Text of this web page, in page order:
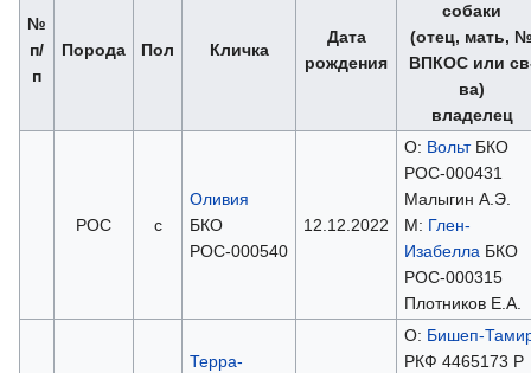
№
п/
п
Порода Пол Кличка
Дата
рождения
собаки
(отец, мать,
ВПКОС или
ва)
владелец
РОС с
Оливия
БКО
РОС-000540
12.12.2022
О: ВольтБКО
РОС-000431
Малыгин А.Э.
М: Глен-
ИзабеллаБКО
РОС-000315
Плотников Е.А.
Терра-
О: Бишеп-
РКФ 4465173 Р